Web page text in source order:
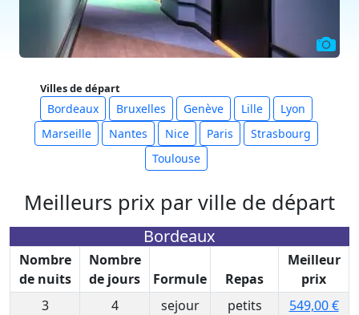
Villes de départ
Bordeaux Bruxelles Genève Lille
Lyon
Marseille
Nantes Nice Paris
Strasbourg
Toulouse
Meilleurs prix par ville de départ
Bordeaux
Nombre
de nuits
Nombre
de jours
Formule Repas
Meilleur
prix
3
4 sejour
petits
549,00 €